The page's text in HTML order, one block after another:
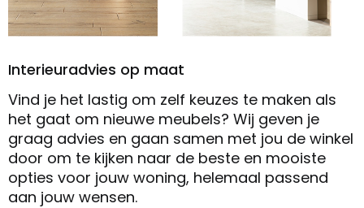
Interieuradvies op maat
Vind je het lastig om zelf keuzes te maken als
het gaat om nieuwe meubels? Wij geven je
graag advies en gaan samen met jou de winkel
door om te kijken naar de beste en mooiste
opties voor jouw woning, helemaal passend
aan jouw wensen.